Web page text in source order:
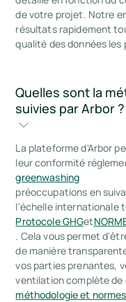
de votre projet. Notre
résultats rapidement
qualité des données
Quelles sont la
suivies par Arbor ?
La plateforme d'Arbor
leur conformité
greenwashing
préoccupations en
l'échelle internationale
Protocole GHGet
. Cela vous permet
de manière
vos parties prenantes,
ventilation complète de
méthodologie et